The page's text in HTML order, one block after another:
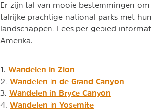
Er zijn tal van mooie bestemmingen om
talrijke prachtige national parks met
landschappen. Lees per gebied
Amerika.
1. Wandelen in Zion
2. Wandelen in de Grand Canyon
3. Wandelen in Bryce Canyon
4. Wandelen in Yosemite